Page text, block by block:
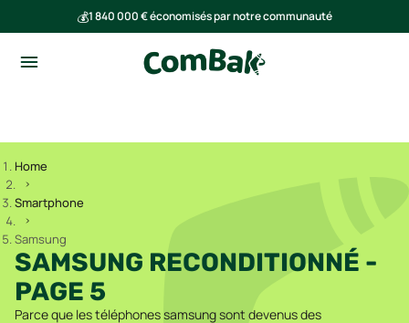
💰1 840 000 € économisés par notre communauté
Home
Smartphone
Samsung
SAMSUNG RECONDITIONNÉ -
PAGE 5
Parce que les téléphones samsung sont devenus des